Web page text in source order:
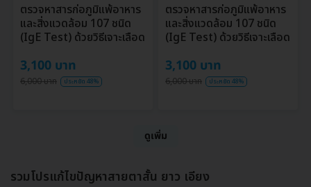
ตรวจหาสารก่อภูมิแพ้อาหาร
และสิ่งแวดล้อม 107 ชนิด
(IgE Test) ด้วยวิธีเจาะเลือด
3,100 บาท
6,000 บาท ประหยัด 48%
ตรวจหาสารก่อภูมิแพ้อาหาร
และสิ่งแวดล้อม 107 ชนิด
(IgE Test) ด้วยวิธีเจาะเลือด
3,100 บาท
6,000 บาท ประหยัด 48%
ดูเพิ่ม
รวมโปรแก้ไขปัญหาสายตาสั้น ยาว เอียง